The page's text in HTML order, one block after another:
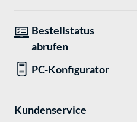
Bestellstatus
abrufen
PC-Konfigurator
Kundenservice